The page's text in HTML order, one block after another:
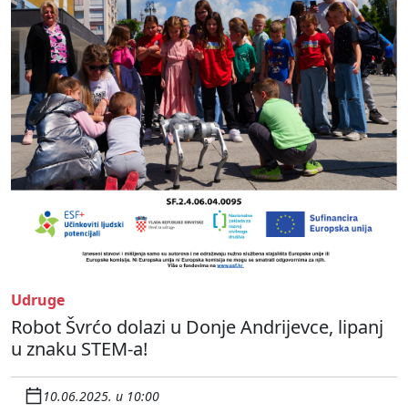
Udruge
Robot Švrćo dolazi u Donje Andrijevce, lipanj
u znaku STEM-a!
10.06.2025. u 10:00